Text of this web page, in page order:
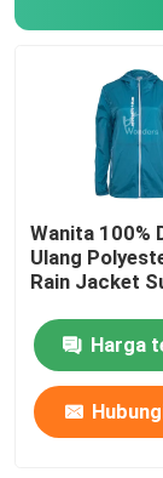
Wanita 100%
Ulang
Rain Jacket
Harga